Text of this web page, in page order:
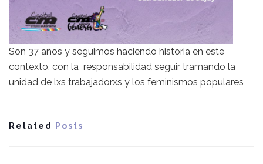
Son 37 años y seguimos haciendo historia en este
contexto, con la responsabilidad seguir tramando la
unidad de lxs trabajadorxs y los feminismos populares
Related Posts